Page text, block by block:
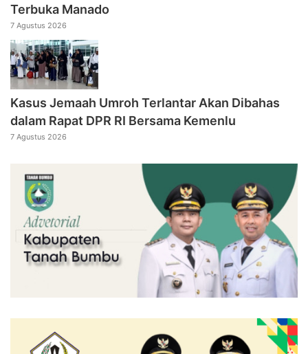
Terbuka Manado
7 Agustus 2026
Kasus Jemaah Umroh Terlantar Akan Dibahas
dalam Rapat DPR RI Bersama Kemenlu
7 Agustus 2026